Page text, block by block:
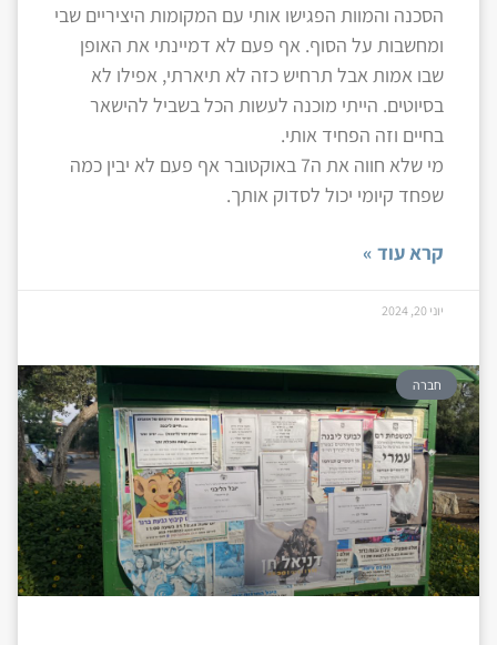
הסכנה והמוות הפגישו אותי עם המקומות היציריים שבי
ומחשבות על הסוף. אף פעם לא דמיינתי את האופן
שבו אמות אבל תרחיש כזה לא תיארתי, אפילו לא
בסיוטים. הייתי מוכנה לעשות הכל בשביל להישאר
בחיים וזה הפחיד אותי.
מי שלא חווה את ה7 באוקטובר אף פעם לא יבין כמה
שפחד קיומי יכול לסדוק אותך.
קרא עוד »
יוני 20, 2024
חברה